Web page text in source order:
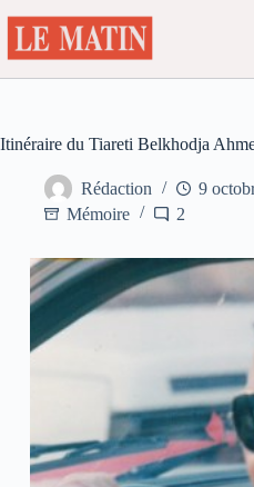
au
contenu
Itinéraire du Tiareti Belkhodja
Rédaction
9
Mémoire
2